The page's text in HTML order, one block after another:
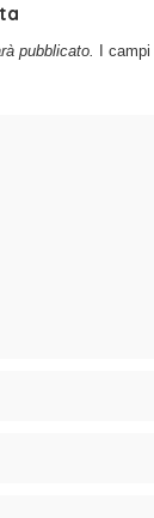
pubblicato.
I